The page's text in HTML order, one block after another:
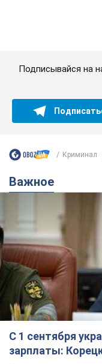
Важное
С 1 сентября
зарплаты:
Одновременно с
правительство
стипендий
7.08.2026 00:29 12,2
перехватила
июле: в